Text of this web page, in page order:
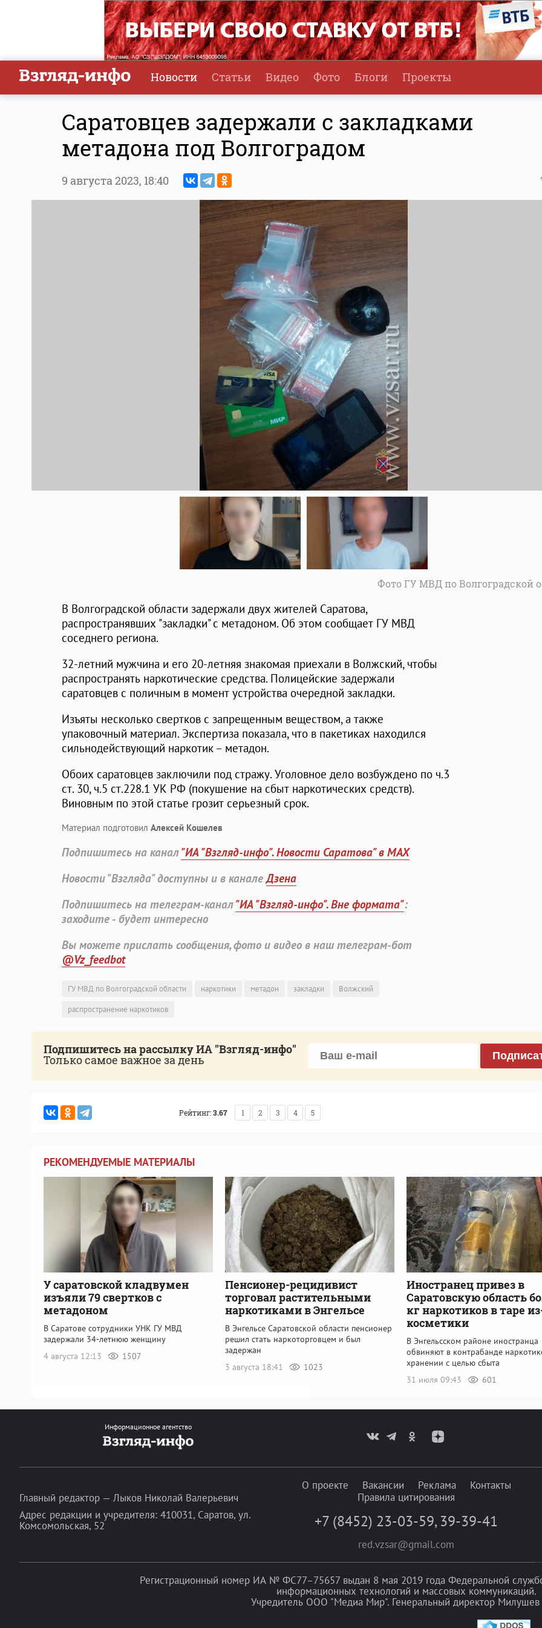
Новости Статьи Видео Фото Блоги Проекты
Саратовцев задержали с закладками
метадона под Волгоградом
9 августа 2023, 18:40
Фото ГУ МВД по Волгоградской
В Волгоградской области задержали двух жителей Саратова,
распространявших "закладки" с метадоном. Об этом сообщает ГУ МВД
соседнего региона.
32-летний мужчина и его 20-летняя знакомая приехали в Волжский, чтобы
распространять наркотические средства. Полицейские задержали
саратовцев с поличным в момент устройства очередной закладки.
Изъяты несколько свертков с запрещенным веществом, а также
упаковочный материал. Экспертиза показала, что в пакетиках находился
сильнодействующий наркотик – метадон.
Обоих саратовцев заключили под стражу. Уголовное дело возбуждено по ч.3
ст. 30, ч.5 ст.228.1 УК РФ (покушение на сбыт наркотических средств).
Виновным по этой статье грозит серьезный срок.
Материал подготовил Алексей Кошелев
Подпишитесь на канал"ИА "Взгляд-инфо". Новости Саратова" в MAX
Новости "Взгляда" доступны и в каналеДзена
Подпишитесь на телеграм-канал"ИА "Взгляд-инфо". Вне формата":
заходите - будет интересно
Вы можете прислать сообщения, фото и видео в наш телеграм-бот
@Vz_feedbot
ГУ МВД по Волгоградской области наркотики метадон закладки
Волжский
распространение наркотиков
Подпишитесь на рассылку ИА "Взгляд-инфо"
Только самое важное за день
Рейтинг:3.67 1 2 3 4 5
РЕКОМЕНДУЕМЫЕ МАТЕРИАЛЫ
У саратовской кладвумен
изъяли 79 свертков с
метадоном
В Саратове сотрудники УНК ГУ МВД
задержали 34-летнюю женщину
4 августа 12:13
1507
Пенсионер-рецидивист
торговал растительными
наркотиками в Энгельсе
В Энгельсе Саратовской области пенсионер
решил стать наркоторговцем и был
задержан
3 августа 18:41
1023
Иностранец привез в
Саратовскую область
кг наркотиков в таре
косметики
В Энгельсском районе иностранца
обвиняют в контрабанде
хранении с целью сбыта
31 июля 09:43
601
Информационное агентство
Главный редактор — Лыков Николай Валерьевич
Адрес редакции и учредителя: 410031, Саратов, ул.
Комсомольская, 52
О проекте Вакансии Реклама
Контакты
Правила цитирования
+7 (8452) 23-03-59, 39-39-41
red.vzsar@gmail.com
Регистрационный номер ИА № ФС77–75657 выдан 8 мая 2019 года Федеральной
информационных технологий и массовых коммуникаций.
Учредитель ООО "Медиа Мир". Генеральный директор